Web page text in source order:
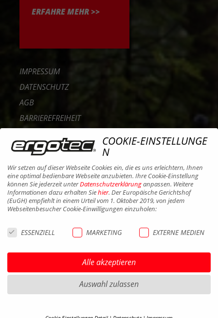
ERFAHRE MEHR >>
IMPRESSUM
DATENSCHUTZ
AGB
BARRIEREFREIHEIT
KARRIERE
B2B PORTAL
COOKIES
COOKIE-EINSTELLUNGE
N
Wir setzen auf dieser Webseite Cookies ein, die es uns erleichtern, Ihnen
eine optimal bedienbare Webseite anzubieten. Ihre Cookie-Einstellung
können Sie jederzeit unterDatenschutzerklärunganpassen. Weitere
Informationen dazu erhalten Siehier. Der Europäische Gerichtshof
(EuGH) empfiehlt in einem Urteil vom 1. Oktober 2019, von jedem
Webseitenbesucher Cookie-Einwilligungen einzuholen:
ESSENZIELL MARKETING EXTERNE MEDIEN
Alle akzeptieren
Auswahl zulassen